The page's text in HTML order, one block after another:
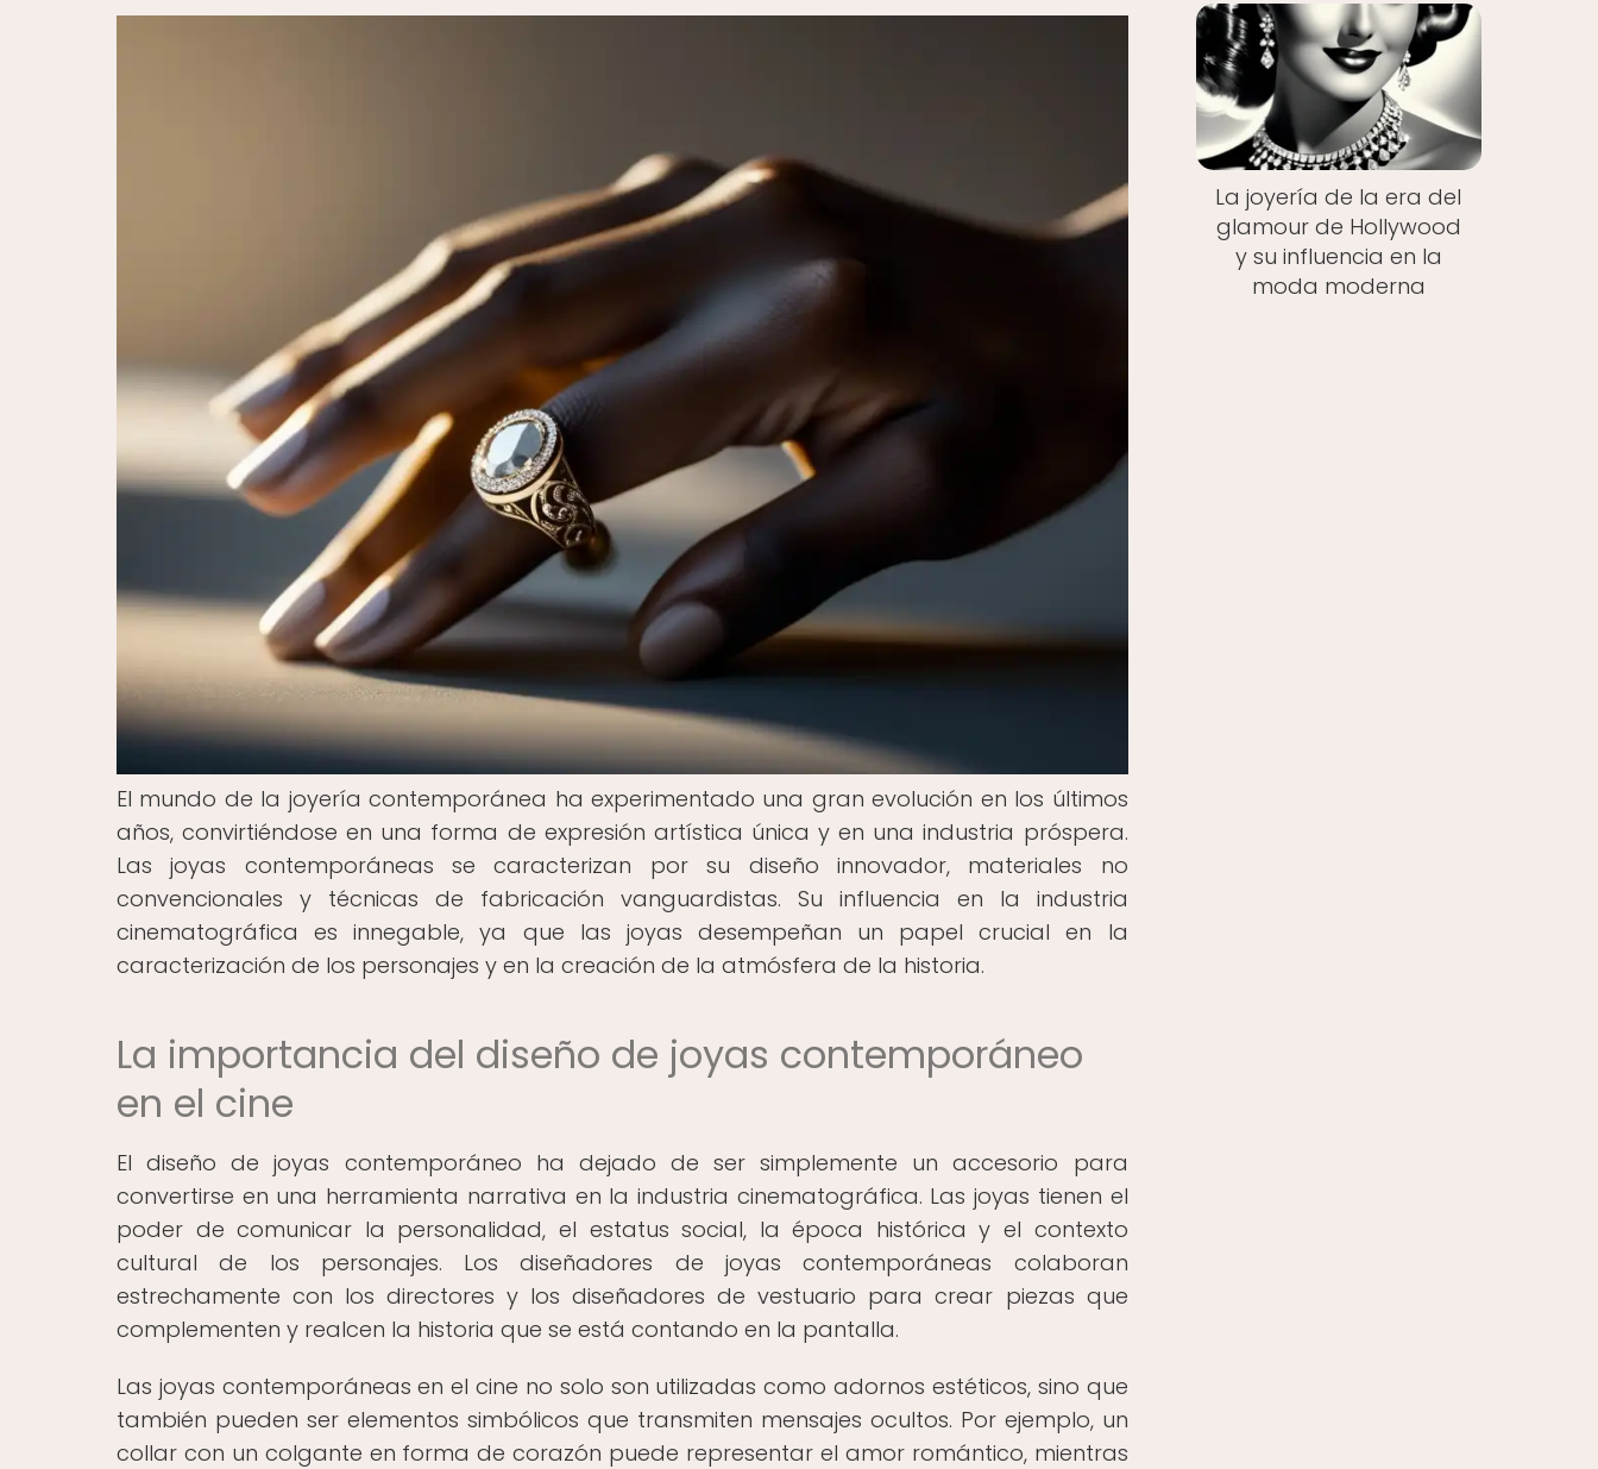
El mundo de la joyería contemporánea ha experimentado una gran evolución en los últimos
años, convirtiéndose en una forma de expresión artística única y en una industria próspera.
Las joyas contemporáneas se caracterizan por su diseño innovador, materiales no
convencionales y técnicas de fabricación vanguardistas. Su influencia en la industria
cinematográfica es innegable, ya que las joyas desempeñan un papel crucial en la
caracterización de los personajes y en la creación de la atmósfera de la historia.
La importancia del diseño de joyas contemporáneo
en el cine
El diseño de joyas contemporáneo ha dejado de ser simplemente un accesorio para
convertirse en una herramienta narrativa en la industria cinematográfica. Las joyas tienen el
poder de comunicar la personalidad, el estatus social, la época histórica y el contexto
cultural de los personajes. Los diseñadores de joyas contemporáneas colaboran
estrechamente con los directores y los diseñadores de vestuario para crear piezas que
complementen y realcen la historia que se está contando en la pantalla.
Las joyas contemporáneas en el cine no solo son utilizadas como adornos estéticos, sino que
también pueden ser elementos simbólicos que transmiten mensajes ocultos. Por ejemplo, un
collar con un colgante en forma de corazón puede representar el amor romántico, mientras
La joyería de la era del
glamour de Hollywood
y su influencia en la
moda moderna